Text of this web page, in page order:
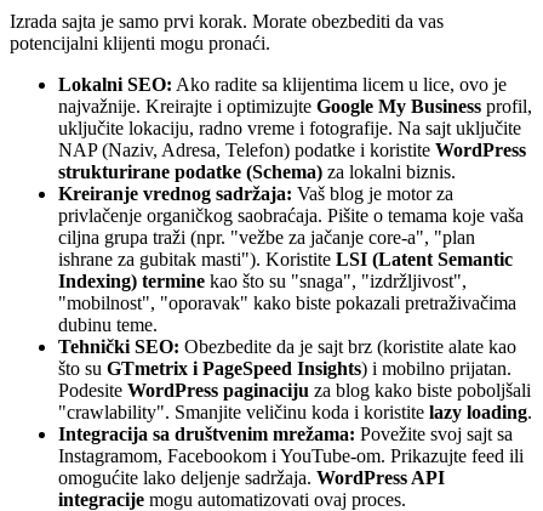
Izrada sajta je samo prvi korak. Morate obezbediti da vas
potencijalni klijenti mogu pronaći.
Lokalni SEO: Ako radite sa klijentima licem u lice, ovo je
najvažnije. Kreirajte i optimizujte Google My Business profil,
uključite lokaciju, radno vreme i fotografije. Na sajt uključite
NAP (Naziv, Adresa, Telefon) podatke i koristite WordPress
strukturirane podatke (Schema) za lokalni biznis.
Kreiranje vrednog sadržaja: Vaš blog je motor za
privlačenje organičkog saobraćaja. Pišite o temama koje vaša
ciljna grupa traži (npr. "vežbe za jačanje core-a", "plan
ishrane za gubitak masti"). Koristite LSI (Latent Semantic
Indexing) termine kao što su "snaga", "izdržljivost",
"mobilnost", "oporavak" kako biste pokazali pretraživačima
dubinu teme.
Tehnički SEO: Obezbedite da je sajt brz (koristite alate kao
što su GTmetrix i PageSpeed Insights) i mobilno prijatan.
Podesite WordPress paginaciju za blog kako biste poboljšali
"crawlability". Smanjite veličinu koda i koristite lazy loading.
Integracija sa društvenim mrežama: Povežite svoj sajt sa
Instagramom, Facebookom i YouTube-om. Prikazujte feed ili
omogućite lako deljenje sadržaja. WordPress API
integracije mogu automatizovati ovaj proces.